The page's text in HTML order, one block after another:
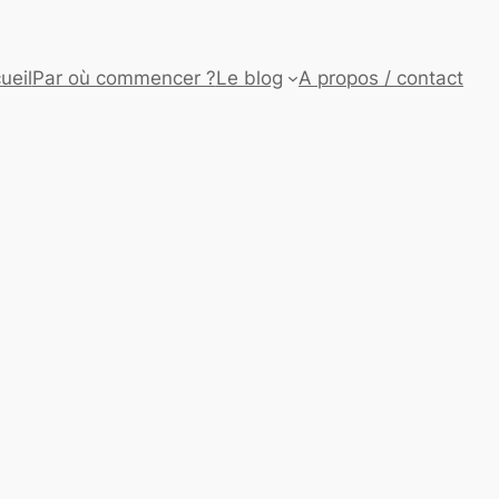
Par où commencer ?Le blog A propos / contact